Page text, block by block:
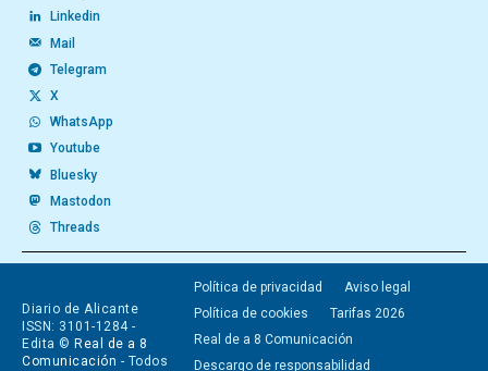
Linkedin
Mail
Telegram
X
WhatsApp
Youtube
Bluesky
Mastodon
Threads
Diario de Alicante
ISSN: 3101-1284 -
Edita © Real de a 8
Comunicación - Todos
Política de privacidad
Aviso legal
Política de cookies
Tarifas 2026
Real de a 8 Comunicación
Descargo de responsabilidad